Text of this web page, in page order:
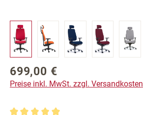
Regulärer Preis:
699,00 €
Preise inkl. MwSt. zzgl. Versandkosten